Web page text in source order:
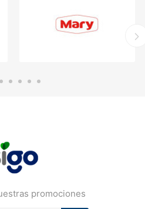
promociones